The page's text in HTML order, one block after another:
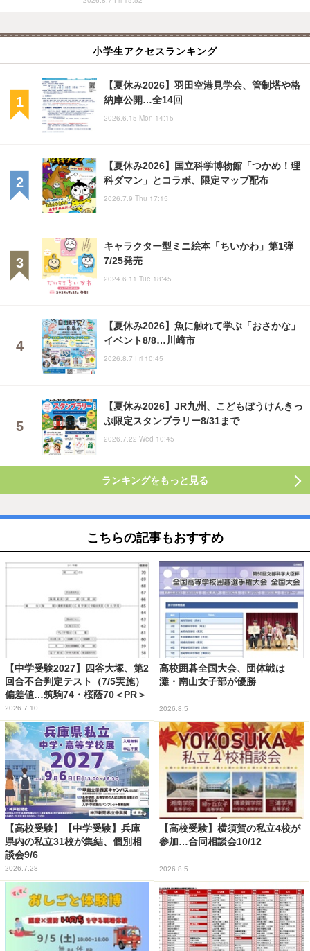
小学生アクセスランキング
【夏休み2026】羽田空港見学会、管制塔や格
納庫公開…全14回
2026.6.15 Mon 14:15
【夏休み2026】国立科学博物館「つかめ！理
科ダマン」とコラボ、限定マップ配布
2026.7.9 Thu 17:15
キャラクター型ミニ絵本「ちいかわ」第1弾
7/25発売
2024.6.11 Tue 18:45
【夏休み2026】魚に触れて学ぶ「おさかな」
イベント8/8…川崎市
2026.8.7 Fri 10:45
【夏休み2026】JR九州、こどもぼうけんきっ
ぷ限定スタンプラリー8/31まで
2026.7.22 Wed 10:45
ランキングをもっと見る
こちらの記事もおすすめ
【中学受験2027】四谷大塚、第2
回合不合判定テスト（7/5実施）
偏差値…筑駒74・桜蔭70＜PR＞
2026.7.10
高校囲碁全国大会、団体戦は
灘・南山女子部が優勝
2026.8.5
【高校受験】【中学受験】兵庫
県内の私立31校が集結、個別相
談会9/6
2026.7.28
【高校受験】横須賀の私立4校が
参加…合同相談会10/12
2026.8.5